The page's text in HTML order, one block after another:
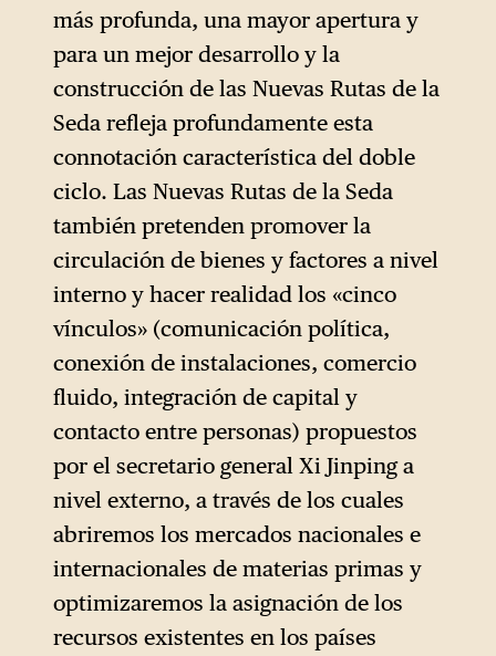
más profunda, una mayor apertura y
para un mejor desarrollo y la
construcción de las Nuevas Rutas de la
Seda refleja profundamente esta
connotación característica del doble
ciclo. Las Nuevas Rutas de la Seda
también pretenden promover la
circulación de bienes y factores a nivel
interno y hacer realidad los «cinco
vínculos» (comunicación política,
conexión de instalaciones, comercio
fluido, integración de capital y
contacto entre personas) propuestos
por el secretario general Xi Jinping a
nivel externo, a través de los cuales
abriremos los mercados nacionales e
internacionales de materias primas y
optimizaremos la asignación de los
recursos existentes en los países